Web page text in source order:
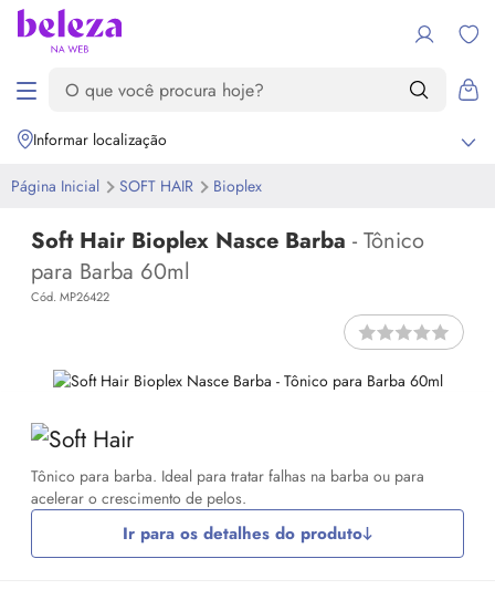
Informar localização
Página Inicial SOFT HAIR Bioplex
Soft Hair Bioplex Nasce Barba - Tônico
para Barba 60ml
Cód. MP26422
Tônico para barba. Ideal para tratar falhas na barba ou para
acelerar o crescimento de pelos.
Ir para os detalhes do produto